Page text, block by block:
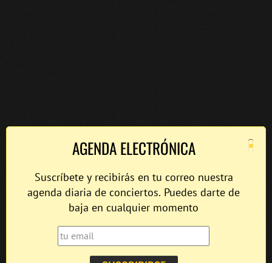
×
AGENDA ELECTRÓNICA
Suscríbete y recibirás en tu correo nuestra
agenda diaria de conciertos. Puedes darte de
baja en cualquier momento